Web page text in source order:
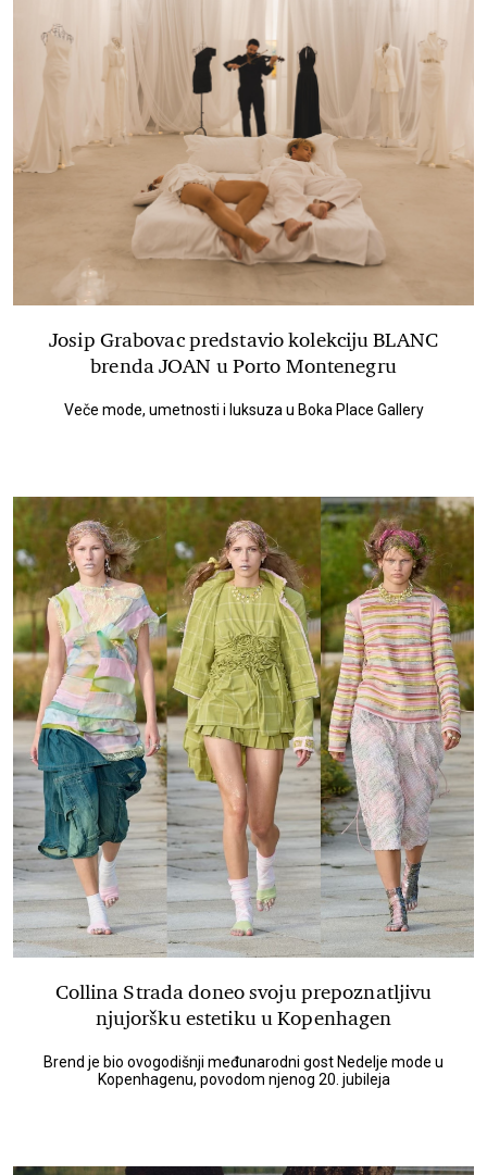
Josip Grabovac predstavio kolekciju BLANC
brenda JOAN u Porto Montenegru
Veče mode, umetnosti i luksuza u Boka Place Gallery
Collina Strada doneo svoju prepoznatljivu
njujoršku estetiku u Kopenhagen
Brend je bio ovogodišnji međunarodni gost Nedelje mode u
Kopenhagenu, povodom njenog 20. jubileja